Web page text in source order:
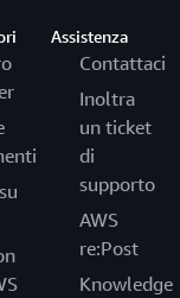
Assistenza
Contattaci
Inoltra
un ticket
di
supporto
AWS
re:Post
Knowledge